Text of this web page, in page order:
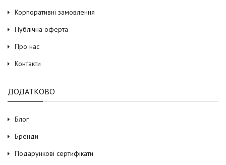
Корпоративні замовлення
Публічна оферта
Про нас
Контакти
ДОДАТКОВО
Блог
Бренди
Подарункові сертифікати